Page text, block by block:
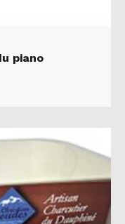
piano